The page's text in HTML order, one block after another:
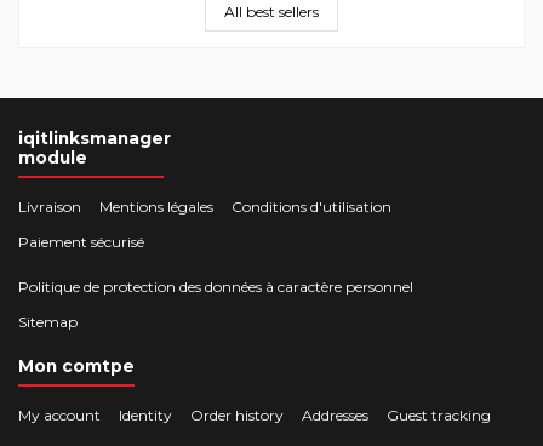
All best sellers
iqitlinksmanager
module
Livraison Mentions légales
Conditions d'utilisation
Paiement sécurisé
Politique de protection des données à caractère personnel
Sitemap
Mon comtpe
My account Identity Order history Addresses Guest tracking